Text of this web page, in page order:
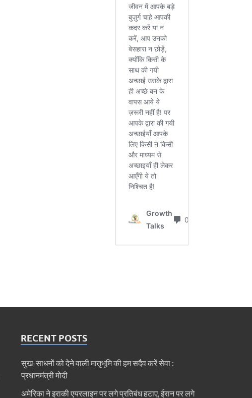
RECENT POSTS
सुख-साधनों को देने वाली मातृभूमि की हम सदैव करें सेवा :
प्रधानमंत्री मोदी
अमेरिका ने इराकी एयरलाइन पर लगे प्रतिबंध हटाए, ईरान पर लगे